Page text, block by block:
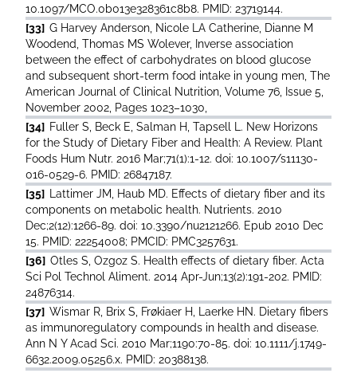
10.1097/MCO.0b013e328361c8b8. PMID: 23719144.
[33] G Harvey Anderson, Nicole LA Catherine, Dianne M
Woodend, Thomas MS Wolever, Inverse association
between the effect of carbohydrates on blood glucose
and subsequent short-term food intake in young men, The
American Journal of Clinical Nutrition, Volume 76, Issue 5,
November 2002, Pages 1023–1030,
[34] Fuller S, Beck E, Salman H, Tapsell L. New Horizons
for the Study of Dietary Fiber and Health: A Review. Plant
Foods Hum Nutr. 2016 Mar;71(1):1-12. doi: 10.1007/s11130-
016-0529-6. PMID: 26847187.
[35]
Lattimer JM, Haub MD. Effects of dietary fiber and its
components on metabolic health. Nutrients. 2010
Dec;2(12):1266-89. doi: 10.3390/nu2121266. Epub 2010 Dec
15. PMID: 22254008; PMCID: PMC3257631.
[36] Otles S, Ozgoz S. Health effects of dietary fiber. Acta
Sci Pol Technol Aliment. 2014 Apr-Jun;13(2):191-202. PMID:
24876314.
[37] Wismar R, Brix S, Frøkiaer H, Laerke HN. Dietary fibers
as immunoregulatory compounds in health and disease.
Ann N Y Acad Sci. 2010 Mar;1190:70-85. doi: 10.1111/j.1749-
6632.2009.05256.x. PMID: 20388138.